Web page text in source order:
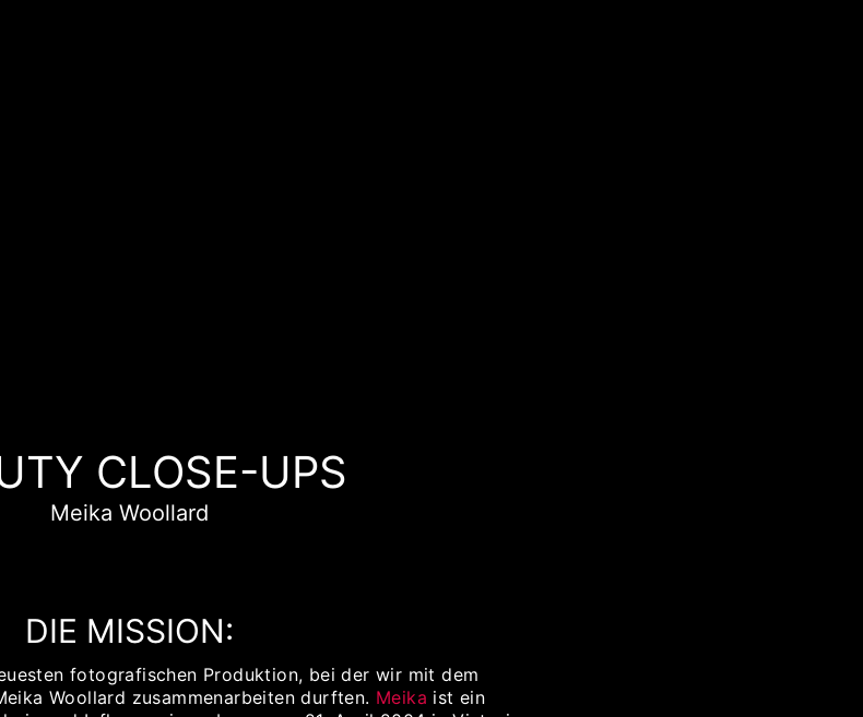
CLOSE-UPS
Meika Woollard
DIE MISSION:
fotografischen Produktion, bei der wir mit dem
Woollard zusammenarbeiten durften. Meika ist ein